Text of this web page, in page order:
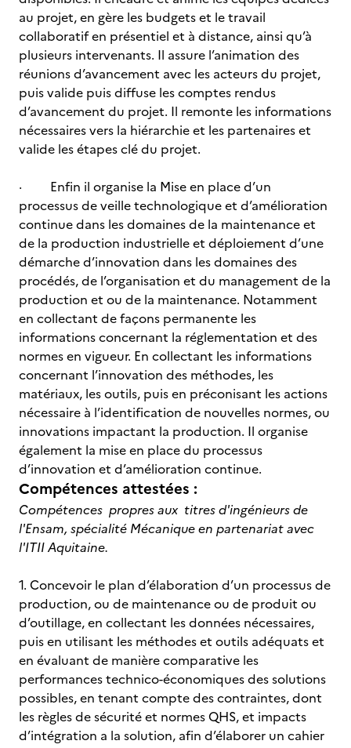
au projet, en gère les budgets et le travail
collaboratif en présentiel et à distance, ainsi qu’à
plusieurs intervenants. Il assure l’animation des
réunions d’avancement avec les acteurs du projet,
puis valide puis diffuse les comptes rendus
d’avancement du projet. Il remonte les informations
nécessaires vers la hiérarchie et les partenaires et
valide les étapes clé du projet.
· Enfin il organise la Mise en place d’un
processus de veille technologique et d’amélioration
continue dans les domaines de la maintenance et
de la production industrielle et déploiement d’une
démarche d’innovation dans les domaines des
procédés, de l’organisation et du management de la
production et ou de la maintenance. Notamment
en collectant de façons permanente les
informations concernant la réglementation et des
normes en vigueur. En collectant les informations
concernant l’innovation des méthodes, les
matériaux, les outils, puis en préconisant les actions
nécessaire à l’identification de nouvelles normes, ou
innovations impactant la production. Il organise
également la mise en place du processus
d’innovation et d’amélioration continue.
Compétences attestées :
Compétences propres aux titres d'ingénieurs de
l'Ensam, spécialité Mécanique en partenariat avec
l'ITII Aquitaine.
1. Concevoir le plan d’élaboration d’un processus de
production, ou de maintenance ou de produit ou
d’outillage, en collectant les données nécessaires,
puis en utilisant les méthodes et outils adéquats et
en évaluant de manière comparative les
performances technico-économiques des solutions
possibles, en tenant compte des contraintes, dont
les règles de sécurité et normes QHS, et impacts
d’intégration a la solution, afin d’élaborer un cahier